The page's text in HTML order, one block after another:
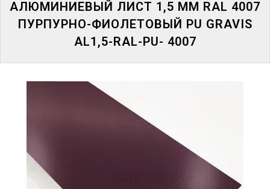
АЛЮМИНИЕВЫЙ ЛИСТ 1,5 ММ RAL 4007
ПУРПУРНО-ФИОЛЕТОВЫЙ PU GRAVIS
AL1,5-RAL-PU- 4007